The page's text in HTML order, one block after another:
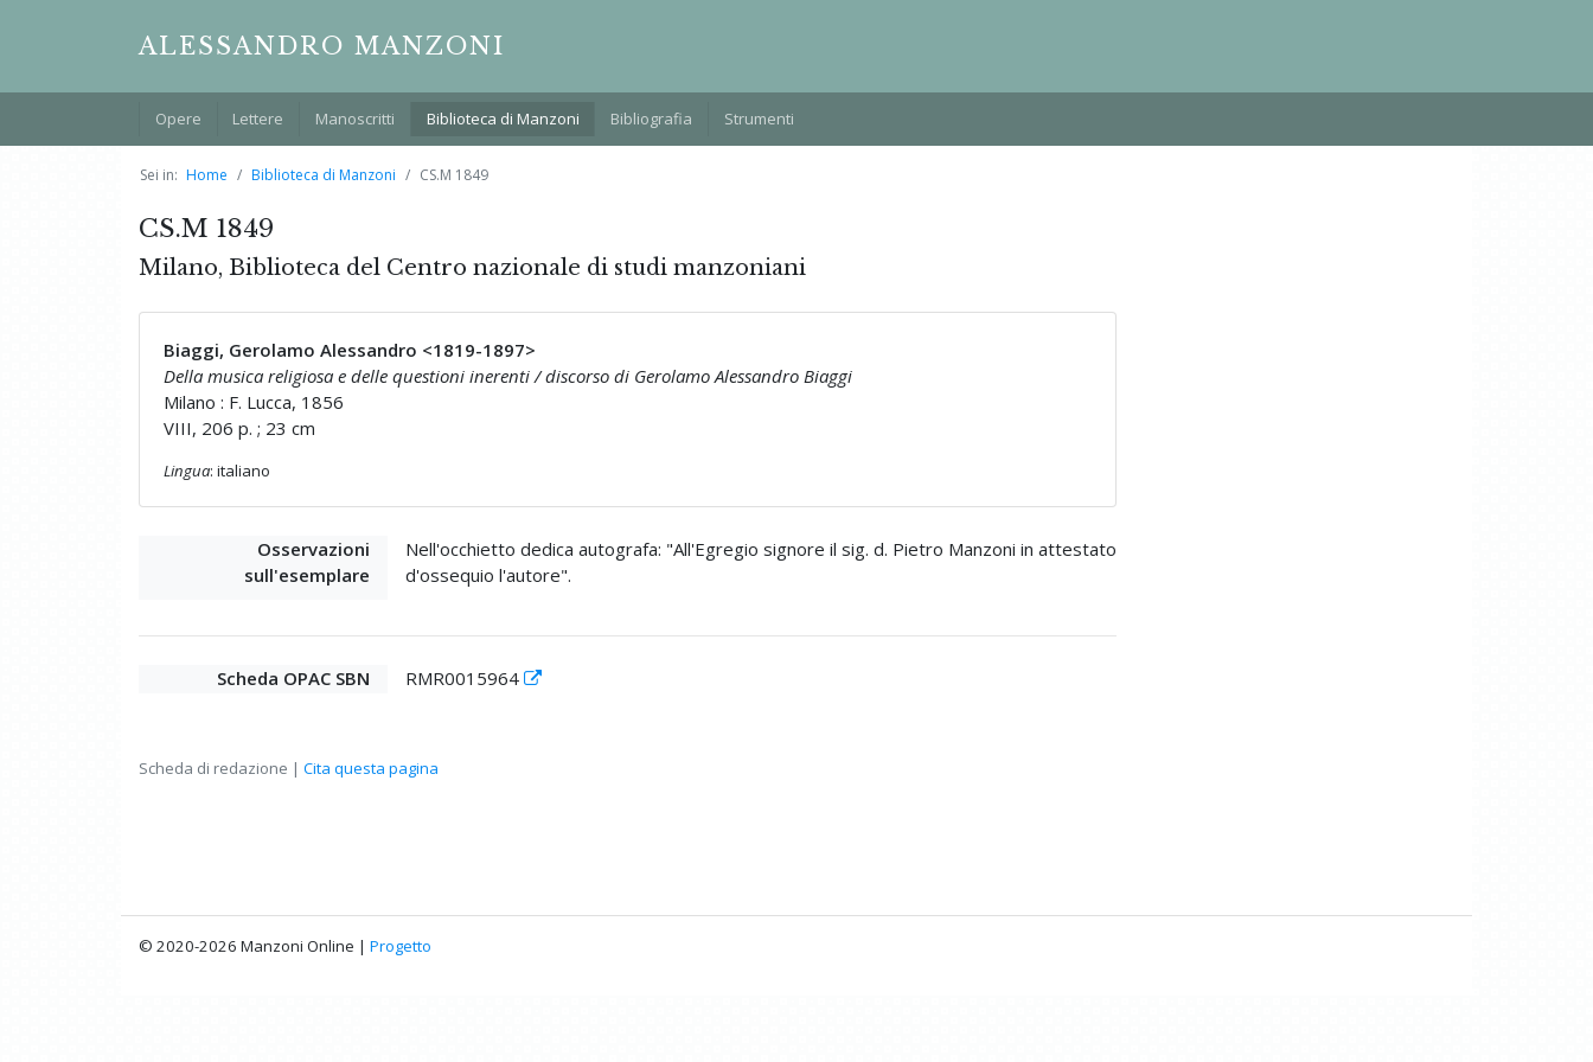
ALESSANDRO MANZONI
Opere Lettere Manoscritti Biblioteca di Manzoni Bibliografia Strumenti
Sei in: Home Biblioteca di Manzoni CS.M 1849
CS.M 1849
Milano, Biblioteca del Centro nazionale di studi manzoniani
Biaggi, Gerolamo Alessandro <1819-1897>
Della musica religiosa e delle questioni inerenti / discorso di Gerolamo Alessandro Biaggi
Milano : F. Lucca, 1856
VIII, 206 p. ; 23 cm
Lingua: italiano
Osservazioni
sull'esemplare
Nell'occhietto dedica autografa: "All'Egregio signore il sig. d. Pietro Manzoni in attestato
d'ossequio l'autore".
Scheda OPAC SBN RMR0015964
Scheda di redazione | Cita questa pagina
© 2020-2026 Manzoni Online | Progetto